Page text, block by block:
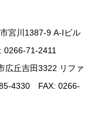
川1387-9 A-Iビル
71-2411
広丘吉田3322 リファ
4330 FAX: 0266-